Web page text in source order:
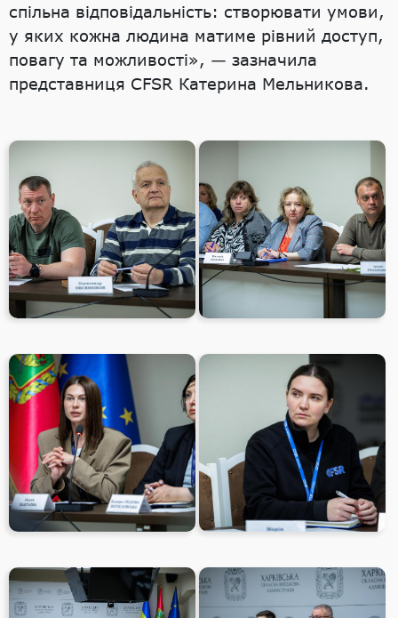
спільна відповідальність: створювати умови,
у яких кожна людина матиме рівний доступ,
повагу та можливості», — зазначила
представниця CFSR Катерина Мельникова.